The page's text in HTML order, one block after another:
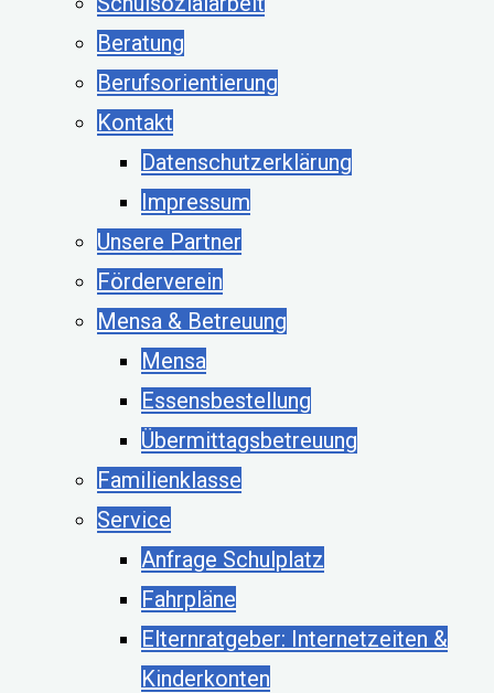
Beratung
Berufsorientierung
Kontakt
Datenschutzerklärung
Impressum
Unsere Partner
Förderverein
Mensa & Betreuung
Mensa
Essensbestellung
Übermittagsbetreuung
Familienklasse
Service
Anfrage Schulplatz
Fahrpläne
Elternratgeber: Internetzeiten &
Kinderkonten